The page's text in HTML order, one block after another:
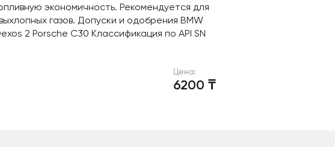
экономичность. Рекомендуется для
газов. Допуски и одобрения BMW
2 Porsche C30 Классификация по API SN
Цена:
6200 ₸